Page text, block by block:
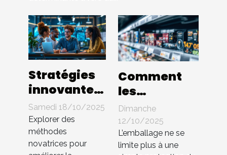
Stratégies
innovantes
pour
booster
l'efficacité
des équipes
Samedi 18/10/2025
Explorer des
méthodes
novatrices pour
Comment
les
innovations
en
packaging
influencent-
Dimanche
12/10/2025
L’emballage ne se
limite plus à une